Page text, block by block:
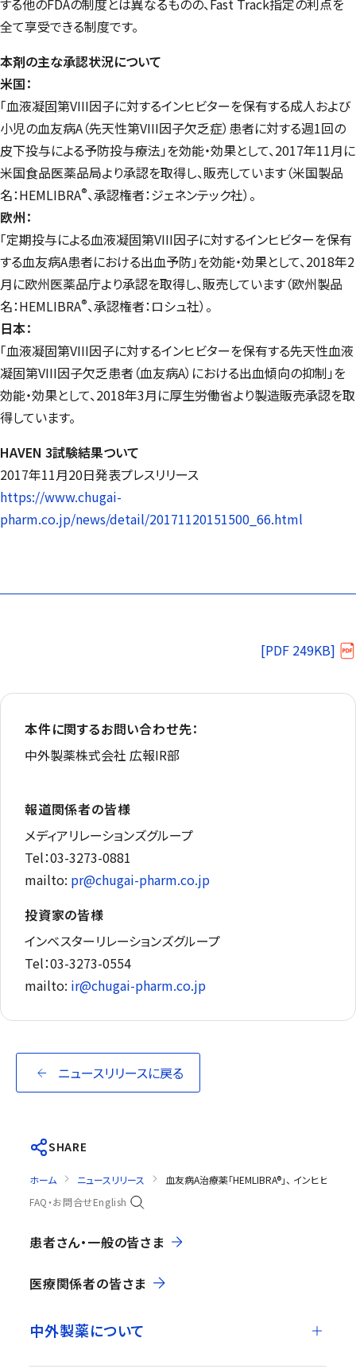
全て享受できる制度です。
本剤の主な承認状況について
米国：
「血液凝固第VIII因子に対するインヒビターを保有する成人および
小児の血友病A（先天性第VIII因子欠乏症）患者に対する週1回の
皮下投与による予防投与療法」を効能・効果として、2017年11月に
米国食品医薬品局より承認を取得し、販売しています（米国製品
名：HEMLIBRA®、承認権者：ジェネンテック社）。
欧州：
「定期投与による血液凝固第VIII因子に対するインヒビターを保有
する血友病A患者における出血予防」を効能・効果として、2018年2
月に欧州医薬品庁より承認を取得し、販売しています（欧州製品
名：HEMLIBRA®、承認権者：ロシュ社）。
日本：
「血液凝固第VIII因子に対するインヒビターを保有する先天性血液
凝固第VIII因子欠乏患者（血友病A）における出血傾向の抑制」を
効能・効果として、2018年3月に厚生労働省より製造販売承認を取
得しています。
HAVEN 3試験結果ついて
2017年11月20日発表プレスリリース
https://www.chugai-
pharm.co.jp/news/detail/20171120151500_66.html
[PDF 249KB]
本件に関するお問い合わせ先：
中外製薬株式会社 広報IR部
報道関係者の皆様
メディアリレーションズグループ
Tel：03-3273-0881
mailto: pr@chugai-pharm.co.jp
投資家の皆様
インベスターリレーションズグループ
Tel：03-3273-0554
mailto: ir@chugai-pharm.co.jp
ニュースリリースに戻る
SHARE
ホーム ニュースリリース
血友病A治療薬「HEMLIBRA®」、 インヒビタ
FAQ・お問合せEnglish
患者さん・一般の皆さま
医療関係者の皆さま
中外製薬について